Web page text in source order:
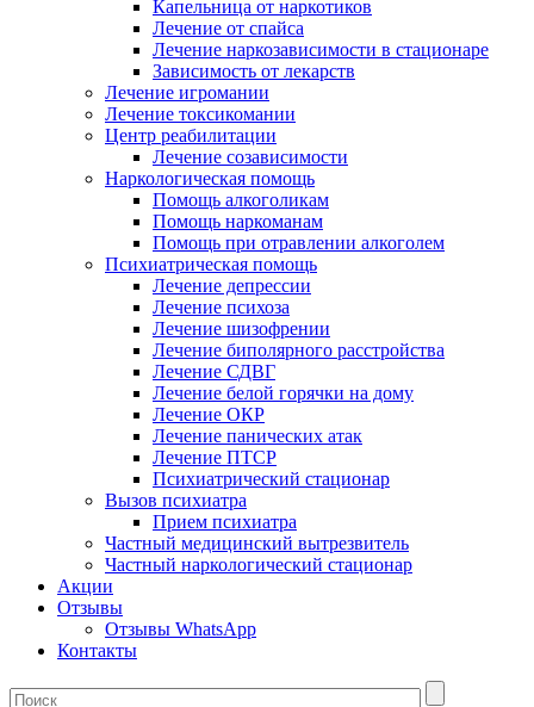
Капельница от наркотиков
Лечение от спайса
Лечение наркозависимости в стационаре
Зависимость от лекарств
Лечение игромании
Лечение токсикомании
Центр реабилитации
Лечение созависимости
Наркологическая помощь
Помощь алкоголикам
Помощь наркоманам
Помощь при отравлении алкоголем
Психиатрическая помощь
Лечение депрессии
Лечение психоза
Лечение шизофрении
Лечение биполярного расстройства
Лечение СДВГ
Лечение белой горячки на дому
Лечение ОКР
Лечение панических атак
Лечение ПТСР
Психиатрический стационар
Вызов психиатра
Прием психиатра
Частный медицинский вытрезвитель
Частный наркологический стационар
Акции
Отзывы
Отзывы WhatsApp
Контакты